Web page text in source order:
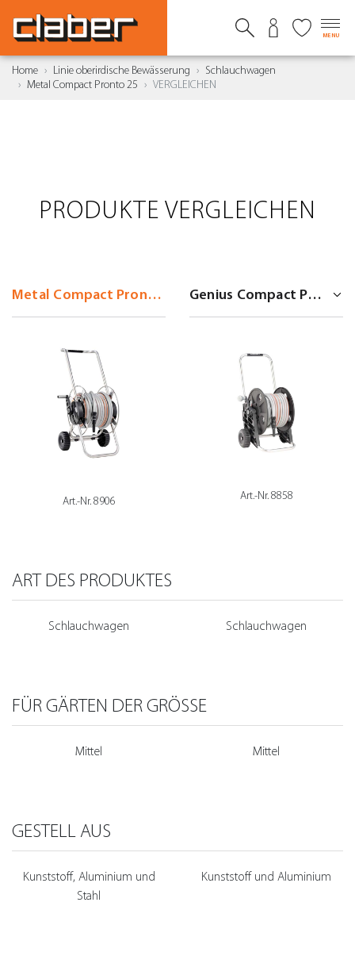
MENU
Home Linie oberirdische Bewässerung
Schlauchwagen
Metal Compact Pronto 25
VERGLEICHEN
PRODUKTE VERGLEICHEN
Art.-Nr. 8906 Art.-Nr. 8858
ART DES PRODUKTES
Schlauchwagen Schlauchwagen
FÜR GÄRTEN DER GRÖSSE
Mittel Mittel
GESTELL AUS
Kunststoff, Aluminium und
Stahl
Kunststoff und Aluminium